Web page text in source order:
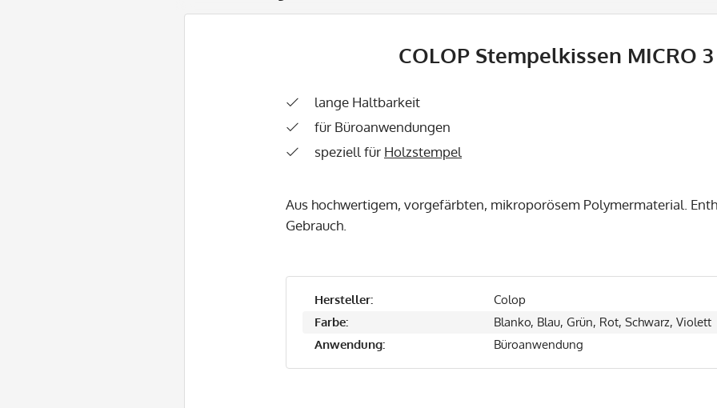
COLOP Stempelkissen MICRO
lange Haltbarkeit
für Büroanwendungen
speziell für Holzstempel
Aus hochwertigem, vorgefärbten, mikroporösem Polymermaterial.
Gebrauch.
Hersteller:
Colop
Farbe:
Blanko, Blau, Grün, Rot, Schwarz, Violett
Anwendung:
Büroanwendung